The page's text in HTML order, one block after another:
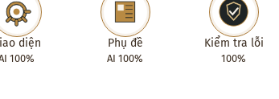
diện
100%
Phụ đề
AI 100%
Kiểm tra lỗi
100%